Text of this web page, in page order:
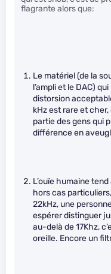
flagrante alors que:
Le matériel (de la
l’ampli et le DAC)
distorsion
kHz est rare et
partie des gens qui
différence en
L’ouïe humaine
hors cas
22kHz, une
espérer distinguer
au-delà de 17Khz,
oreille. Encore un